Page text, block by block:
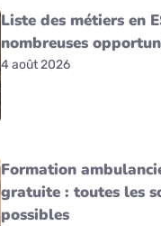
Liste des métiers en
nombreuses
4 août 2026
Formation
gratuite : toutes les
possibles